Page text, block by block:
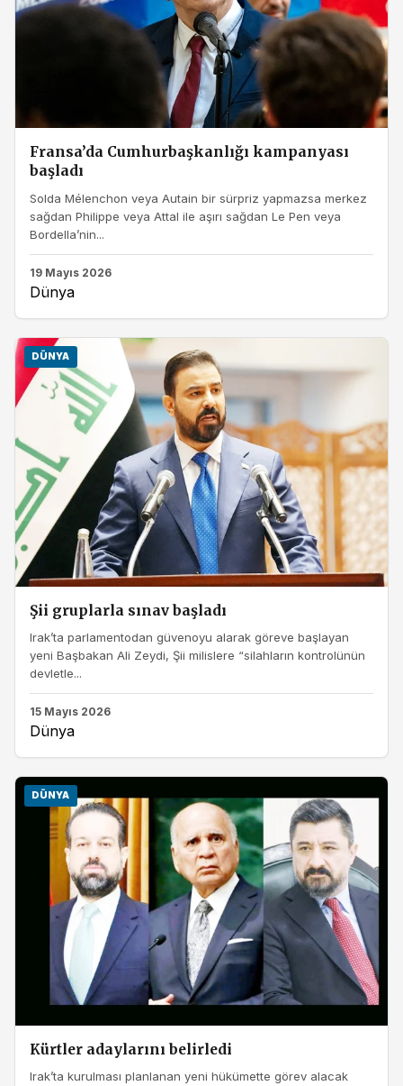
Fransa’da Cumhurbaşkanlığı kampanyası
başladı
Solda Mélenchon veya Autain bir sürpriz yapmazsa merkez
sağdan Philippe veya Attal ile aşırı sağdan Le Pen veya
Bordella’nin...
19 Mayıs 2026
Dünya
DÜNYA
Şii gruplarla sınav başladı
Irak’ta parlamentodan güvenoyu alarak göreve başlayan
yeni Başbakan Ali Zeydi, Şii milislere “silahların kontrolünün
devletle...
15 Mayıs 2026
Dünya
DÜNYA
Kürtler adaylarını belirledi
Irak’ta kurulması planlanan yeni hükümette görev alacak